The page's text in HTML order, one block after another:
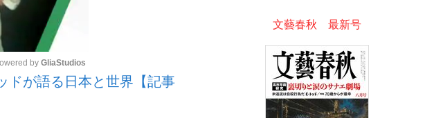
観る将棋、読む将棋
by GliaStudios
が語る日本と世界【記事
文藝春秋 最新号